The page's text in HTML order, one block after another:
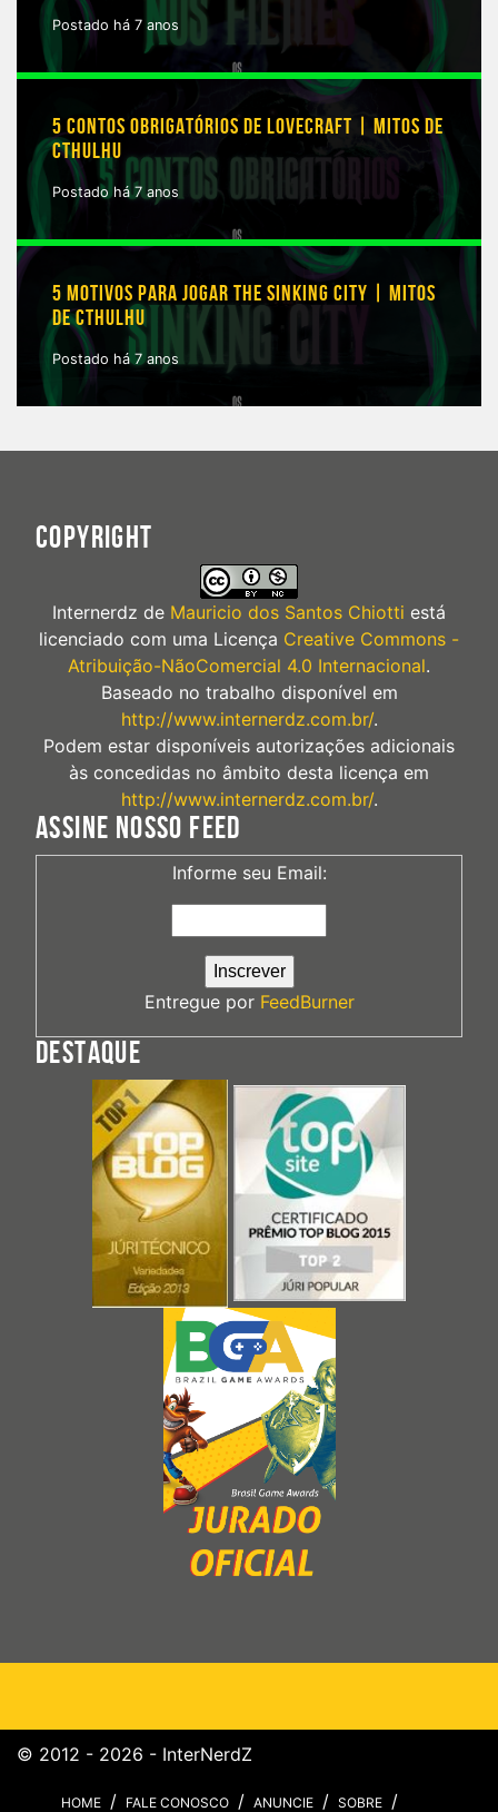
Postado há 7 anos
5 CONTOS OBRIGATÓRIOS DE LOVECRAFT | MITOS DE
CTHULHU
Postado há 7 anos
5 MOTIVOS PARA JOGAR THE SINKING CITY | MITOS
DE CTHULHU
Postado há 7 anos
COPYRIGHT
Internerdz de Mauricio dos Santos Chiotti está
licenciado com uma Licença Creative Commons -
Atribuição-NãoComercial 4.0 Internacional.
Baseado no trabalho disponível em
http://www.internerdz.com.br/.
Podem estar disponíveis autorizações adicionais
às concedidas no âmbito desta licença em
http://www.internerdz.com.br/.
ASSINE NOSSO FEED
Informe seu Email:
Entregue por FeedBurner
DESTAQUE
© 2012 - 2026 - InterNerdZ
HOME FALE CONOSCO ANUNCIE SOBRE